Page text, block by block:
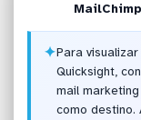
MailChimp
✦Para
Quicksight,
mail
como